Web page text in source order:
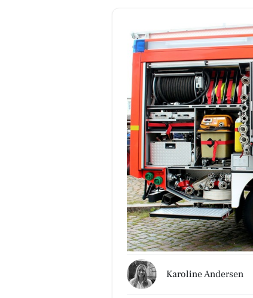
Karoline Andersen